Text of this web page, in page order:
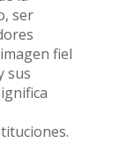
ser
fiel
sus